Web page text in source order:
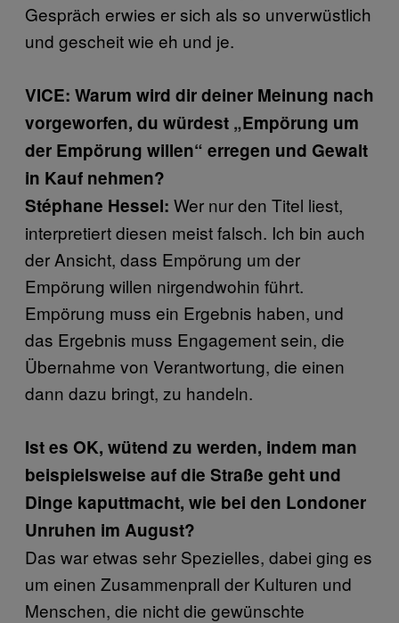
Gespräch erwies er sich als so unverwüstlich
und gescheit wie eh und je.
VICE: Warum wird dir deiner Meinung nach
vorgeworfen, du würdest „Empörung um
der Empörung willen“ erregen und Gewalt
in Kauf nehmen?
Stéphane Hessel: Wer nur den Titel liest,
interpretiert diesen meist falsch. Ich bin auch
der Ansicht, dass Empörung um der
Empörung willen nirgendwohin führt.
Empörung muss ein Ergebnis haben, und
das Ergebnis muss Engagement sein, die
Übernahme von Verantwortung, die einen
dann dazu bringt, zu handeln.
Ist es OK, wütend zu werden, indem man
beispielsweise auf die Straße geht und
Dinge kaputtmacht, wie bei den Londoner
Unruhen im August?
Das war etwas sehr Spezielles, dabei ging es
um einen Zusammenprall der Kulturen und
Menschen, die nicht die gewünschte